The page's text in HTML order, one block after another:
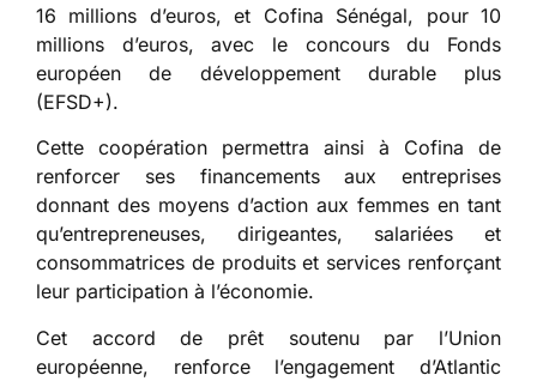
16 millions d’euros, et Cofina Sénégal, pour 10
millions d’euros, avec le concours du Fonds
européen de développement durable plus
(EFSD+).
Cette coopération permettra ainsi à Cofina de
renforcer ses financements aux entreprises
donnant des moyens d’action aux femmes en tant
qu’entrepreneuses, dirigeantes, salariées et
consommatrices de produits et services renforçant
leur participation à l’économie.
Cet accord de prêt soutenu par l’Union
européenne, renforce l’engagement d’Atlantic